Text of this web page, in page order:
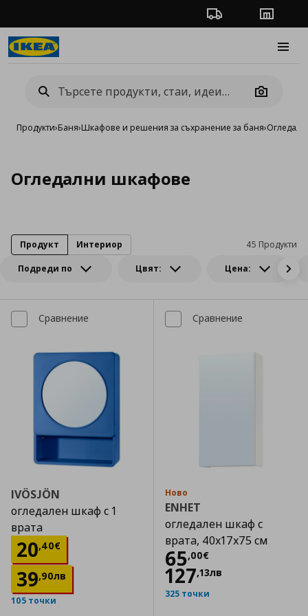
Проследяване на
Camera
Продукти›Баня›Шкафове и решения за съхранение за баня›
Огледални шкафове
Подреди по Цвят: Цена:
45 Продукти
Продукт Интериор
Сравнение
IVÖSJÖN
огледален шкаф с 1
врата
20,40€
Цена
39,90лв
105 точки
Сравнение
Ново
ENHET
огледален шкаф с
врата, 40x17x75 см
65,00€
Цена
127,13лв
325 точки